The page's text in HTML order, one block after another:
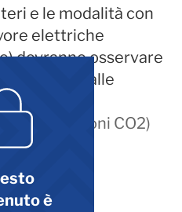
è
e le modalità con
elettriche
dovranno osservare
l’accesso alle
emissioni CO2)